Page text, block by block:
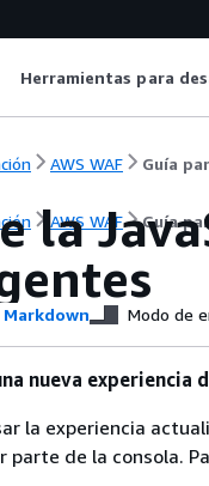
Herramientas para
AWS WAF Guía
AWS WAF Guía
la
Markdown Modo de
nueva experiencia
la experiencia
parte de la consola.